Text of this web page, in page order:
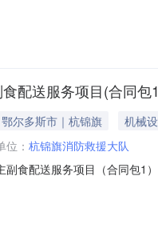
四、主要标的信息序号
配送服务项目(合同包
尔多斯市｜杭锦旗
机械
位： 杭锦旗消防救援大队
副食配送服务项目（合同包1
：杭锦旗消防救援大队地